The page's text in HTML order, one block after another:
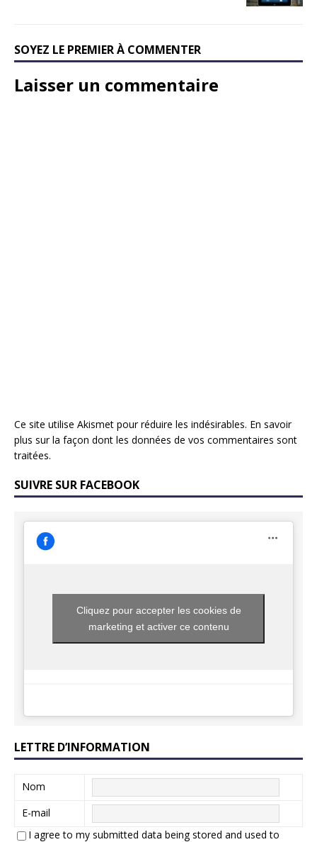
SOYEZ LE PREMIER À COMMENTER
Laisser un commentaire
Ce site utilise Akismet pour réduire les indésirables. En savoir
plus sur la façon dont les données de vos commentaires sont
traitées.
SUIVRE SUR FACEBOOK
Cliquez pour accepter les cookies de
marketing et activer ce contenu
LETTRE D’INFORMATION
Nom
E-mail
I agree to my submitted data being stored and used to